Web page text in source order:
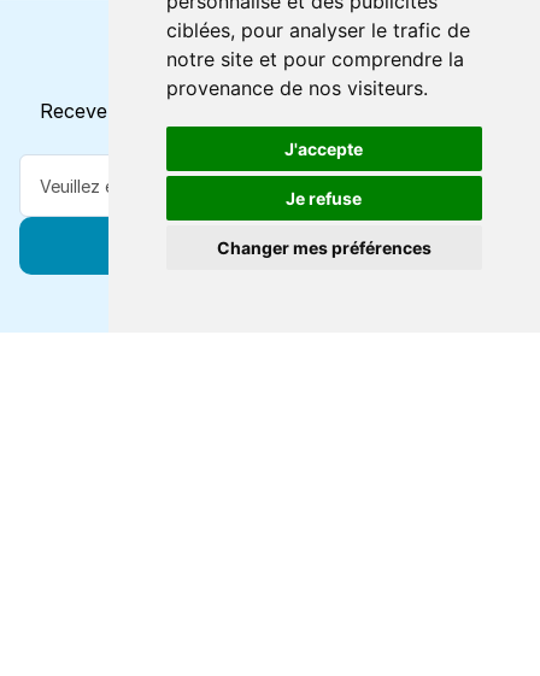
ciblées, pour analyser le trafic de
notre site et pour comprendre la
provenance de nos visiteurs.
J'accepte
Je refuse
Changer mes préférences
Horaires et offres actuels
Recevez toutes les mises à jour dans votre e-mail
S'abonner